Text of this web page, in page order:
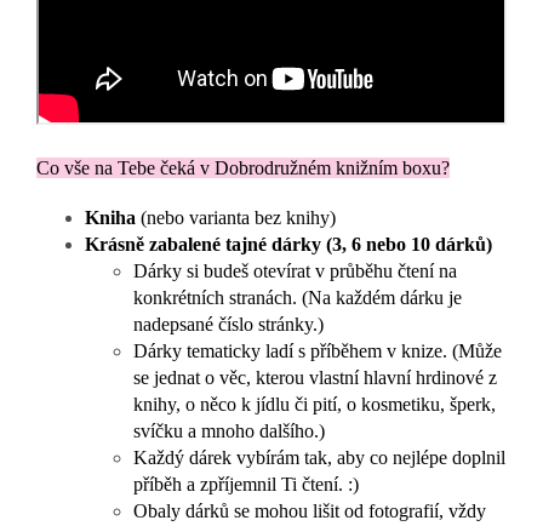
Co vše na Tebe čeká v Dobrodružném knižním boxu?
Kniha (nebo varianta bez knihy)
Krásně zabalené tajné dárky (3, 6 nebo 10 dárků)
Dárky si budeš otevírat v průběhu čtení na
konkrétních stranách. (Na každém dárku je
nadepsané číslo stránky.)
Dárky tematicky ladí s příběhem v knize. (Může
se jednat o věc, kterou vlastní hlavní hrdinové z
knihy, o něco k jídlu či pití, o kosmetiku, šperk,
svíčku a mnoho dalšího.)
Každý dárek vybírám tak, aby co nejlépe doplnil
příběh a zpříjemnil Ti čtení. :)
Obaly dárků se mohou lišit od fotografií, vždy